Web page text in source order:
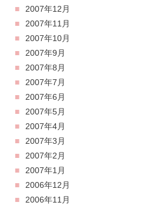
2007年12月
2007年11月
2007年10月
2007年9月
2007年8月
2007年7月
2007年6月
2007年5月
2007年4月
2007年3月
2007年2月
2007年1月
2006年12月
2006年11月